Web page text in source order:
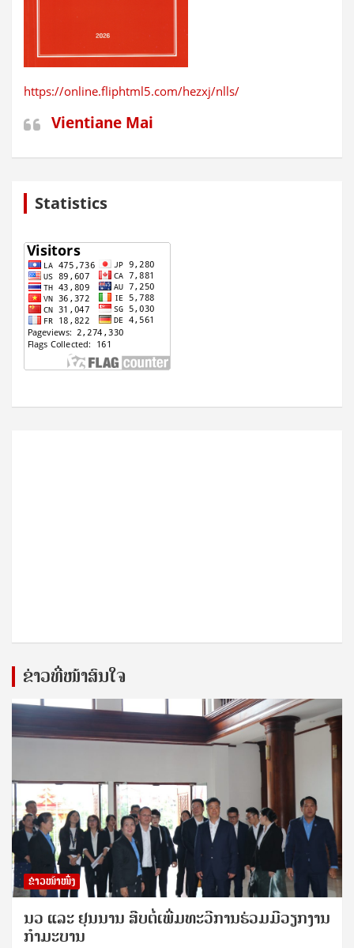
https://online.fliphtml5.com/hezxj/nlls/
Vientiane Mai
Statistics
ຂ່າວທີ່ໜ້າສົນໃຈ
ຂ່າວໜ້າໜຶ່ງ
ນວ ແລະ ຢຸນນານ ສືບຕໍ່ເພີ່ມທະວີການຮ່ວມມືວຽກງານ
ກຳມະບານ